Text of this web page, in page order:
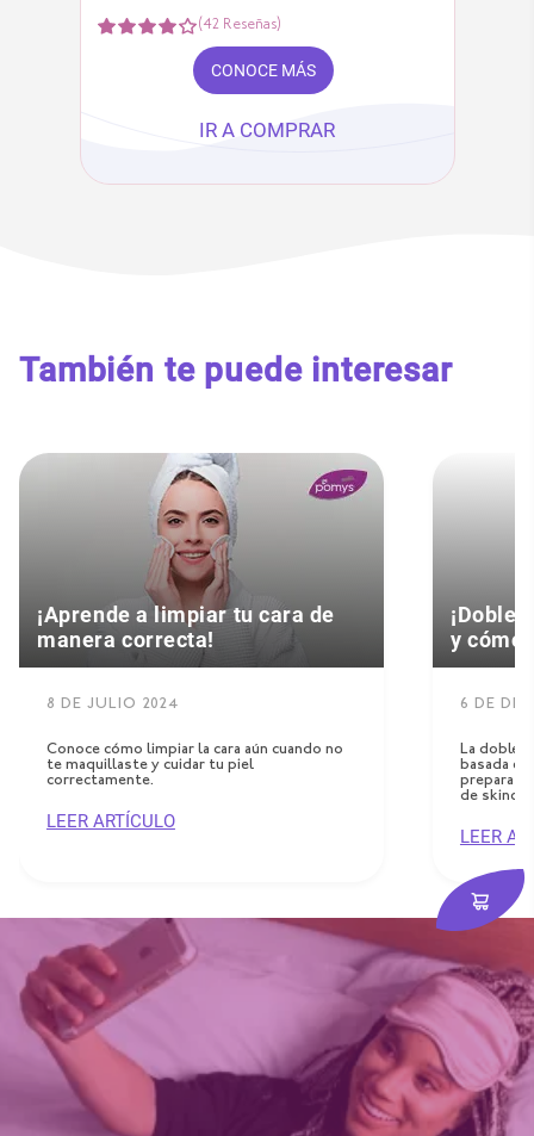
(42 Reseñas)
CONOCE MÁS
IR A COMPRAR
También te puede interesar
¡Aprende a limpiar tu cara de
manera correcta!
8 DE JULIO 2024
Conoce cómo limpiar la cara aún cuando no
te maquillaste y cuidar tu piel
correctamente.
LEER ARTÍCULO
¡Doble
y cómo
6 DE
La doble
basada
prepara
de
LEER